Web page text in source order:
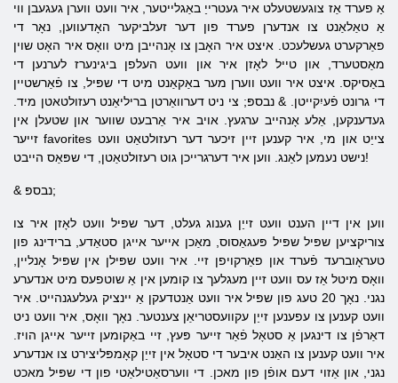
אַ פערד אַז צוגעשטעלט איר געטרייַ באַגלייטער, איר וועט ווערן געגעבן ווי
אַ טאַלאַנט צו אנדערן פערד פון דער זעלביקער האָדעווען, נאָר די
פאַרקערט געשלעכט. איצט איר האָבן צו אָנהייבן מיט וואָס איר האָט שוין
מאַסטערד, און טייל לאָזן איר און וועט העלפן ביגינערז לערנען די
באַסיקס. איצט איר וועט ווערן מער באַקאַנט מיט די שפּיל, צו פֿאַרשטיין
די גרונט פֿעיִקייטן. & נבספּ; צי ניט דערוואַרטן בריליאַנט רעזולטאטן מיד.
געדענקען, אַלע אָנהייב ערגעץ. אויב איר אַרבעט שווער און שטעלן אין
זייער favorites צייַט און מי, איר קענען זיין זיכער דער רעזולטאַט וועט
נישט נעמען לאַנג. ווען איר דערגרייכן גוט רעזולטאַטן, די שפּאַס הייבט!
& נבספּ;
ווען אין דיין הענט וועט זייַן גענוג געלט, דער שפּיל וועט לאָזן איר צו
צוריקציען שפּיל שפּיל פּעגאַסוס, מאַכן אייער אייגן סטאַדע, ברידינג פון
טעראָוברעד פֿערד און פאַרקויפן זיי. איר וועט שפּילן אין שפּיל אָנליין,
וואָס מיטל אַז עס וועט זיין מעגלעך צו קומען אין אַ שוטפעס מיט אנדערע
נגני. נאָך 20 טעג פון שפּיל איר וועט אַנטדעקן אַ יינציק געלעגנהייט. איר
וועט קענען צו עפענען זייַן עקוועסטריאַן צענטער. נאָך וואָס, איר וועט ניט
דאַרפֿן צו דינגען אַ סטאָל פֿאַר זייער פּעץ, זיי באַקומען זייער אייגן הויז.
איר וועט קענען צו האַנט איבער די סטאָל אין זייַן קאָמפּליצירט צו אנדערע
נגני, און אַזוי דעם אופֿן פון מאכן. די ווערסאַטילאַטי פון די שפּיל מאכט